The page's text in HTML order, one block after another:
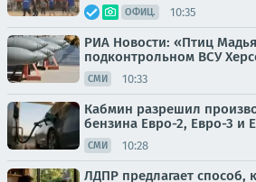
ОФИЦ. 10:35
РИА Новости: «Птиц
подконтрольном ВСУ
СМИ 10:33
Кабмин разрешил
бензина Евро-2, Евро-3 и
СМИ 10:28
ЛДПР предлагает способ,